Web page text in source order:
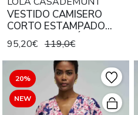
VESTIDO CAMISERO
CORTO ESTAMPADO
ANIMAL MARRÓN NEGRO
95,20€ 119,0€
20%
NEW